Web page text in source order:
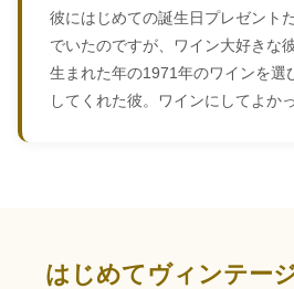
彼にはじめての誕生日プレゼント
でいたのですが、ワイン大好きな
生まれた年の1971年のワインを選
してくれた彼。ワインにしてよか
はじめてヴィンテー